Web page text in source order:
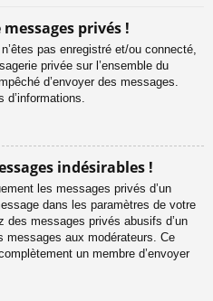
privés !
pas enregistré et/ou connecté,
privée sur l’ensemble du
d’envoyer des messages.
indésirables !
les messages privés d’un
dans les paramètres de votre
messages privés abusifs d’un
messages aux modérateurs. Ce
un membre d’envoyer